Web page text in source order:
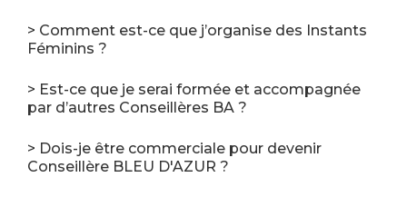
> Comment est-ce que j’organise des Instants
Féminins ?
> Est-ce que je serai formée et accompagnée
par d’autres Conseillères BA ?
> Dois-je être commerciale pour devenir
Conseillère BLEU D'AZUR ?